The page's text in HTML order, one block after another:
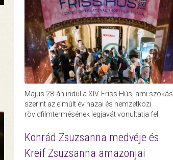
Május 28-án indul a XIV. Friss Hús, ami szokás
szerint az elmúlt év hazai és nemzetközi
rövidfilmtermésének legjavát vonultatja fel.
Konrád Zsuzsanna medvéje és
Kreif Zsuzsanna amazonjai